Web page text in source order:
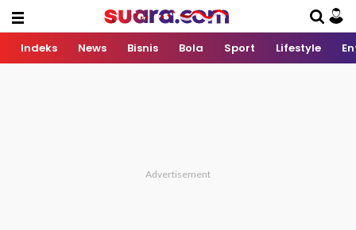
Indeks News Bisnis Bola Sport Lifestyle